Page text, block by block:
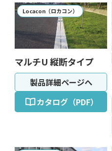
側溝
Locacon（ロカコン）
マルチU 縦断タイプ
製品詳細ページへ
カタログ（PDF）